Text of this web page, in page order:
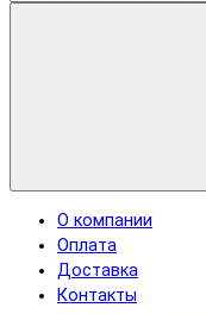
О компании
Оплата
Доставка
Контакты